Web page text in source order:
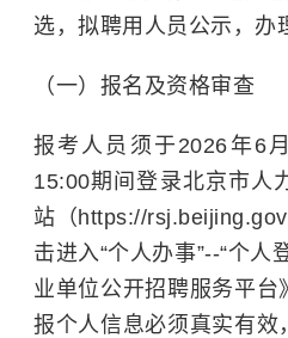
选，拟聘用人员公示，办
（一）报名及资格审查
报考人员须于2026年6
15:00期间登录北京市人
站（https://
击进入“个人办事”--“个人
业单位公开招聘服务平台
报个人信息必须真实有效